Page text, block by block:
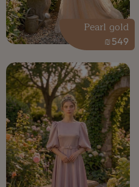
549
₪
Pearl gold